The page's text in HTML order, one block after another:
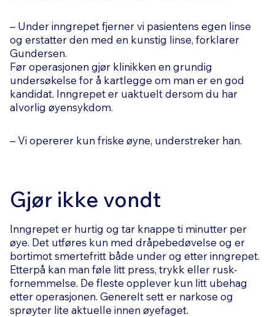
– Under inngrepet fjerner vi pasientens egen linse
og erstatter den med en kunstig linse, forklarer
Gundersen.
Før operasjonen gjør klinikken en grundig
undersøkelse for å kartlegge om man er en god
kandidat. Inngrepet er uaktuelt dersom du har
alvorlig øyensykdom.
– Vi opererer kun friske øyne, understreker han.
Gjør ikke vondt
Inngrepet er hurtig og tar knappe ti minutter per
øye. Det utføres kun med dråpebedøvelse og er
bortimot smertefritt både under og etter inngrepet.
Etterpå kan man føle litt press, trykk eller rusk-
fornemmelse. De fleste opplever kun litt ubehag
etter operasjonen. Generelt sett er narkose og
sprøyter lite aktuelle innen øyefaget.